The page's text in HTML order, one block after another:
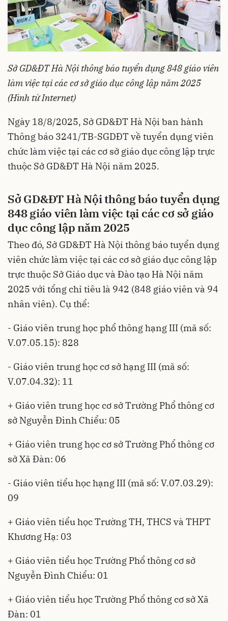
Sở GD&ĐT Hà Nội thông báo tuyển dụng 848 giáo viên
làm việc tại các cơ sở giáo dục công lập năm 2025
(Hình từ Internet)
Ngày 18/8/2025, Sở GD&ĐT Hà Nội ban hành
Thông báo 3241/TB-SGDĐT về tuyển dụng viên
chức làm việc tại các cơ sở giáo dục công lập trực
thuộc Sở GD&ĐT Hà Nội năm 2025.
Sở GD&ĐT Hà Nội thông báo tuyển dụng
848 giáo viên làm việc tại các cơ sở giáo
dục công lập năm 2025
Theo đó, Sở GD&ĐT Hà Nội thông báo tuyển dụng
viên chức làm việc tại các cơ sở giáo dục công lập
trực thuộc Sở Giáo dục và Đào tạo Hà Nội năm
2025 với tổng chỉ tiêu là 942 (848 giáo viên và 94
nhân viên). Cụ thể:
- Giáo viên trung học phổ thông hạng III (mã số:
V.07.05.15): 828
- Giáo viên trung học cơ sở hạng III (mã số:
V.07.04.32): 11
+ Giáo viên trung học cơ sở Trường Phổ thông cơ
sở Nguyễn Đình Chiểu: 05
+ Giáo viên trung học cơ sở Trường Phổ thông cơ
sở Xã Đàn: 06
- Giáo viên tiểu học hạng III (mã số: V.07.03.29):
09
+ Giáo viên tiểu học Trường TH, THCS và THPT
Khương Hạ: 03
+ Giáo viên tiểu học Trường Phổ thông cơ sở
Nguyễn Đình Chiểu: 01
+ Giáo viên tiểu học Trường Phổ thông cơ sở Xã
Đàn: 01